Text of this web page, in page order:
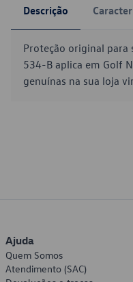
Descrição
Proteção original para
534-B aplica em Golf
genuínas na sua loja
Ajuda
Quem Somos
Atendimento (SAC)